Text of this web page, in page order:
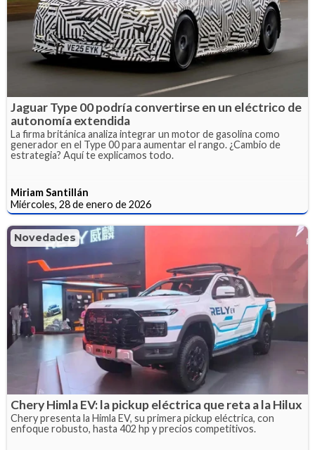
Jaguar Type 00 podría convertirse en un eléctrico de
autonomía extendida
La firma británica analiza integrar un motor de gasolina como
generador en el Type 00 para aumentar el rango. ¿Cambio de
estrategia? Aquí te explicamos todo.
Miriam Santillán
Miércoles, 28 de enero de 2026
Novedades
Chery Himla EV: la pickup eléctrica que reta a la Hilux
Chery presenta la Himla EV, su primera pickup eléctrica, con
enfoque robusto, hasta 402 hp y precios competitivos.